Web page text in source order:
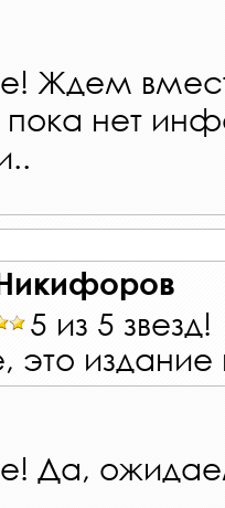
Ждем
нет
5 из 5 звезд!
это
Да,